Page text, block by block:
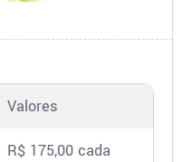
Valores
R$ 175,00 cada